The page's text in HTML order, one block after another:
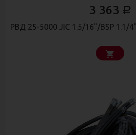
3 363 Р
РВД 25-5000 JIC 1.5/16"/BSP 1.1/